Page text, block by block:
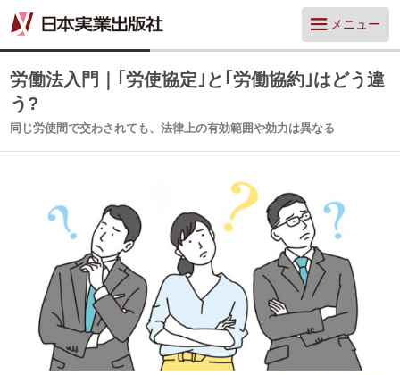
メニュー
労働法入門｜｢労使協定｣と｢労働協約｣はどう違
う?
同じ労使間で交わされても、法律上の有効範囲や効力は異なる